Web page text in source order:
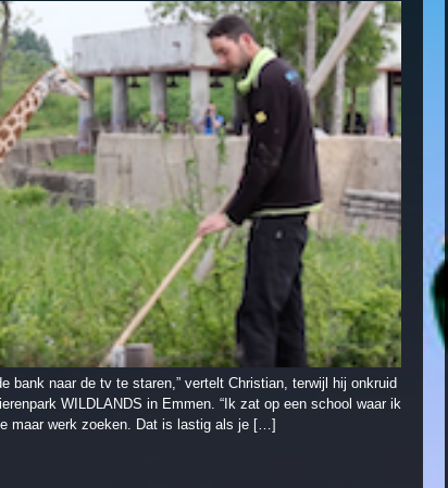
bank naar de tv te staren,” vertelt Christian, terwijl hij onkruid
WILDLANDS in Emmen. “Ik zat op een school waar ik
maar werk zoeken. Dat is lastig als je […]